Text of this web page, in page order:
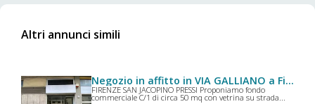
Altri annunci simili
Negozio in affitto in VIA GALLIANO a Firenze
FIRENZE SAN JACOPINO PRESSI Proponiamo fondo
commerciale C/1 di circa 50 mq con vetrina su strada...